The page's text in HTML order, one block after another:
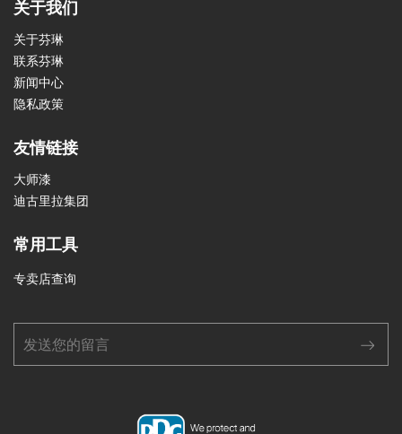
关于我们
关于芬琳
联系芬琳
新闻中心
隐私政策
友情链接
大师漆
迪古里拉集团
常用工具
专卖店查询